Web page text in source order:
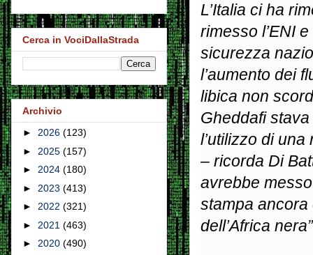
L’Italia ci ha
rimesso l’ENI
sicurezza
l’aumento dei
libica non
Gheddafi
l’utilizzo di
– ricorda Di
avrebbe
stampa ancora
dell’Africa
Cerca in VociDallaStrada
Archivio
► 2026 (123)
► 2025 (157)
► 2024 (180)
► 2023 (413)
► 2022 (321)
► 2021 (463)
► 2020 (490)